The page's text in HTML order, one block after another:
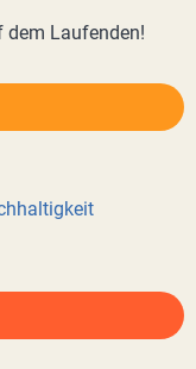
dem Laufenden!